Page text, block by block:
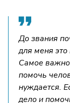
До звания
для меня
Самое
помочь
нуждается.
дело и